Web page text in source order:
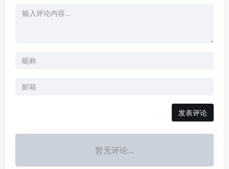
发表评论
暂无评论...